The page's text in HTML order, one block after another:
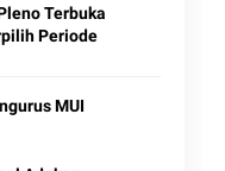
Terbuka
Periode
MUI